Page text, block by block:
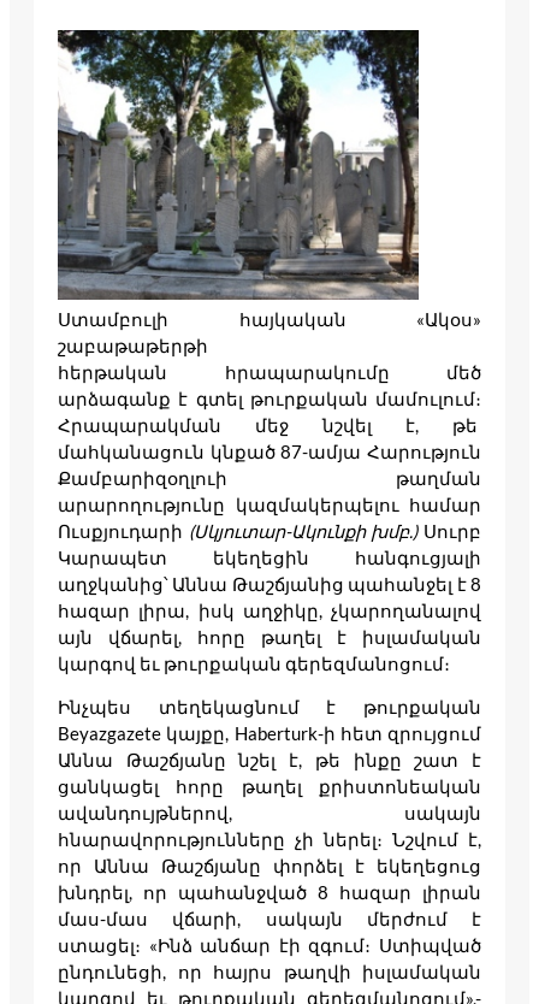
Ստամբուլի հայկական «Ակօս»
շաբաթաթերթի
հերթական հրապարակումը մեծ
արձագանք է գտել թուրքական մամուլում։
Հրապարակման մեջ նշվել է, թե
մահկանացուն կնքած 87-ամյա Հարություն
Քամբարիզօղլուի թաղման
արարողությունը կազմակերպելու համար
Ուսքյուդարի (Սկյուտար-Ակունքի խմբ.)Սուրբ
Կարապետ եկեղեցին հանգուցյալի
աղջկանից՝ Աննա Թաշճյանից պահանջել է 8
հազար լիրա, իսկ աղջիկը, չկարողանալով
այն վճարել, հորը թաղել է իսլամական
կարգով եւ թուրքական գերեզմանոցում։
Ինչպես տեղեկացնում է թուրքական
Beyazgazete կայքը, Haberturk-ի հետ զրույցում
Աննա Թաշճյանը նշել է, թե ինքը շատ է
ցանկացել հորը թաղել քրիստոնեական
ավանդույթներով, սակայն
հնարավորությունները չի ներել։ Նշվում է,
որ Աննա Թաշճյանը փորձել է եկեղեցուց
խնդրել, որ պահանջված 8 հազար լիրան
մաս-մաս վճարի, սակայն մերժում է
ստացել։ «Ինձ անճար էի զգում։ Ստիպված
ընդունեցի, որ հայրս թաղվի իսլամական
կարգով եւ թուրքական գերեզմանոցում»,-